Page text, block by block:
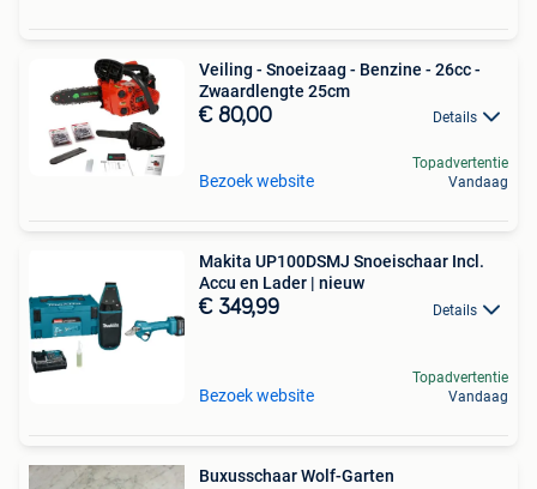
Veiling - Snoeizaag - Benzine - 26cc -
Zwaardlengte 25cm
€ 80,00 Details
Bezoek website
Topadvertentie
Vandaag
Makita UP100DSMJ Snoeischaar Incl.
Accu en Lader | nieuw
€ 349,99 Details
Bezoek website
Topadvertentie
Vandaag
Buxusschaar Wolf-Garten